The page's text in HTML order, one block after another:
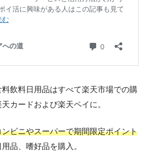
飲料日用品はすべて楽天市場での購
カードおよび楽天ペイに。
ビニやスーパーで期間限定ポイント
品、嗜好品を購入。